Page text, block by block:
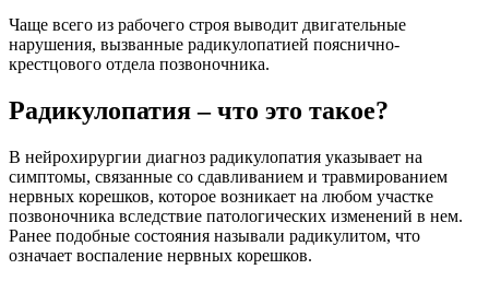
Чаще всего из рабочего строя выводит двигательные
нарушения, вызванные радикулопатией пояснично-
крестцового отдела позвоночника.
Радикулопатия – что это такое?
В нейрохирургии диагноз радикулопатия указывает на
симптомы, связанные со сдавливанием и травмированием
нервных корешков, которое возникает на любом участке
позвоночника вследствие патологических изменений в нем.
Ранее подобные состояния называли радикулитом, что
означает воспаление нервных корешков.